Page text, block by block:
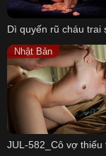
Nhật Bản